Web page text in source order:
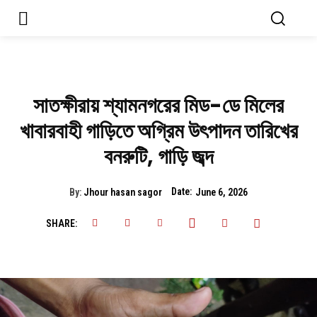
সাতক্ষীরায় শ্যামনগরের মিড-ডে মিলের
খাবারবাহী গাড়িতে অগ্রিম উৎপাদন তারিখের
বনরুটি, গাড়ি জব্দ
By: Jhour hasan sagor Date: June 6, 2026
SHARE: